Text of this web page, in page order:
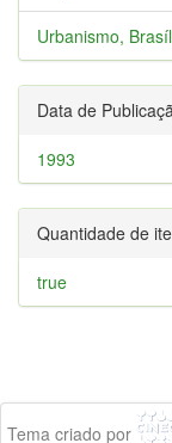
Urbanismo,
Data de
1993
Quantidade de
true
Tema criado por